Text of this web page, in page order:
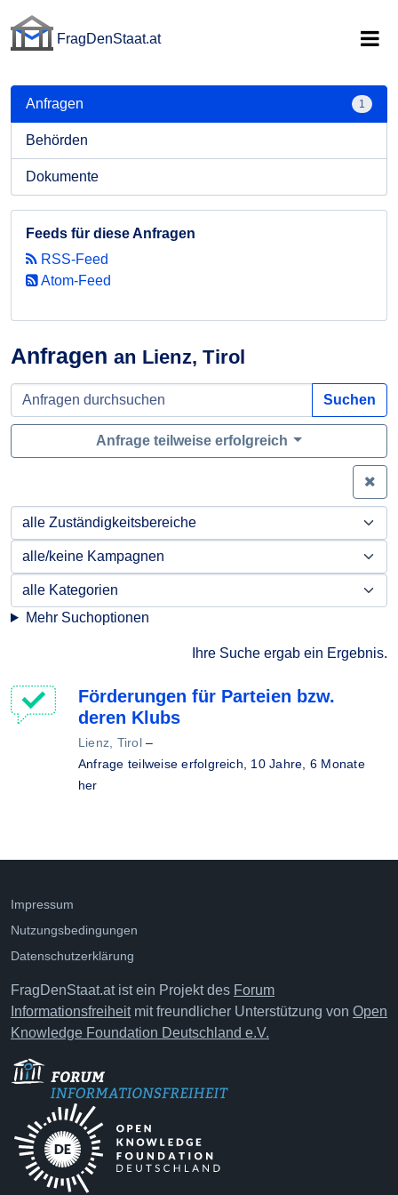
FragDenStaat.at
Anfragen an Lienz, Tirol
Suchen
Anfrage teilweise erfolgreich
Mehr Suchoptionen
Ihre Suche ergab ein Ergebnis.
Förderungen für Parteien bzw.
deren Klubs
Lienz, Tirol–
Anfrage teilweise erfolgreich, 10 Jahre, 6 Monate
her
Anfragen 1
Behörden
Dokumente
Feeds für diese Anfragen
RSS-Feed
Atom-Feed
Impressum
Nutzungsbedingungen
Datenschutzerklärung
FragDenStaat.at ist ein Projekt des Forum
Informationsfreiheitmit freundlicher Unterstützung von Open
Knowledge Foundation Deutschland e.V.